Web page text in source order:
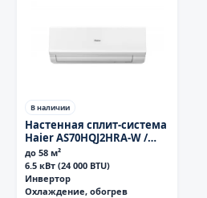
В наличии
Настенная сплит-система
Haier AS70HQJ2HRA-W /
1U70HQJ2FRA
до 58 м²
6.5 кВт (24 000 BTU)
Инвертор
Охлаждение, обогрев